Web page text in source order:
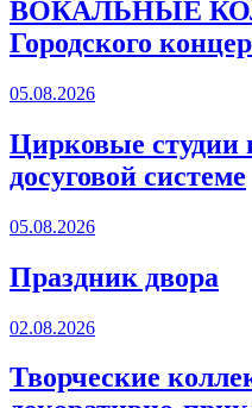
ВОКАЛЬНЫЕ
Городского
05.08.2026
Цирковые студии
досуговой системе
05.08.2026
Праздник двора
02.08.2026
Творческие